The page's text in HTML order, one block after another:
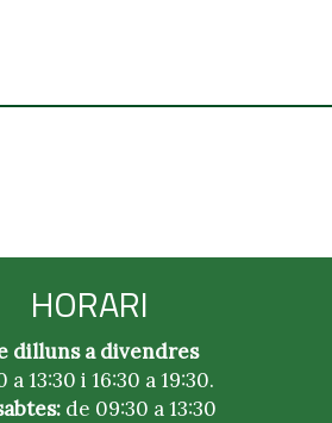
HORARI
dilluns a divendres
a 13:30 i 16:30 a 19:30.
de 09:30 a 13:30